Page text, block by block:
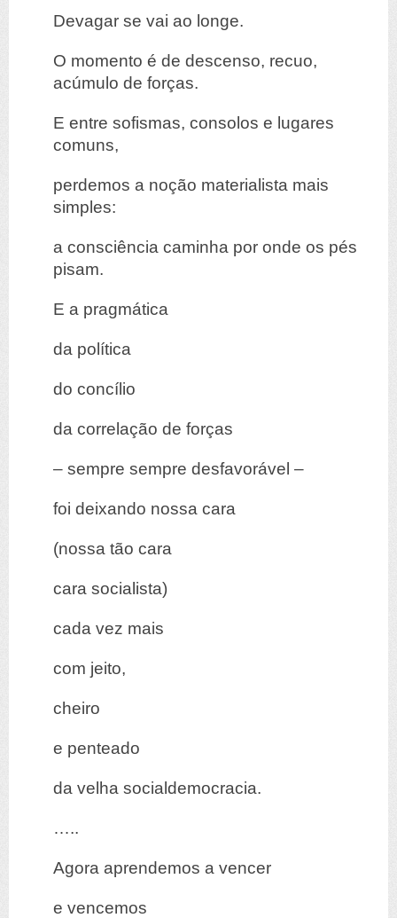
Devagar se vai ao longe.
O momento é de descenso, recuo,
acúmulo de forças.
E entre sofismas, consolos e lugares
comuns,
perdemos a noção materialista mais
simples:
a consciência caminha por onde os pés
pisam.
E a pragmática
da política
do concílio
da correlação de forças
– sempre sempre desfavorável –
foi deixando nossa cara
(nossa tão cara
cara socialista)
cada vez mais
com jeito,
cheiro
e penteado
da velha socialdemocracia.
…..
Agora aprendemos a vencer
e vencemos